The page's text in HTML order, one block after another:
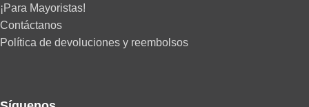
¡Para Mayoristas!
Contáctanos
Política de devoluciones y reembolsos